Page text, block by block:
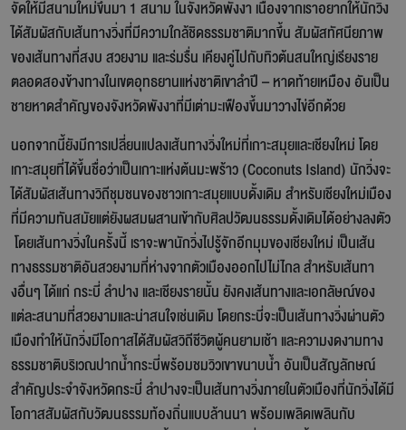
จัดให้มีสนามใหม่ขึ้นมา 1 สนาม ในจังหวัดพังงา เนื่องจากเราอยากให้นักวิ่ง
ได้สัมผัสกับเส้นทางวิ่งที่มีความใกล้ชิดธรรมชาติมากขึ้น สัมผัสทัศนียภาพ
ของเส้นทางที่สงบ สวยงาม และร่มรื่น เคียงคู่ไปกับทิวต้นสนใหญ่เรียงราย
ตลอดสองข้างทางในเขตอุทธยานแห่งชาติเขาลำปี – หาดท้ายเหมือง อันเป็น
ชายหาดสำคัญของจังหวัดพังงาที่มีเต่ามะเฟืองขึ้นมาวางไข่อีกด้วย
นอกจากนี้ยังมีการเปลี่ยนแปลงเส้นทางวิ่งใหม่ที่เกาะสมุยและเชียงใหม่ โดย
เกาะสมุยที่ได้ขึ้นชื่อว่าเป็นเกาะแห่งต้นมะพร้าว (Coconuts Island) นักวิ่งจะ
ได้สัมผัสเส้นทางวิถีชุมชนของชาวเกาะสมุยแบบดั้งเดิม สำหรับเชียงใหม่เมือง
ที่มีความทันสมัยแต่ยังผสมผสานเข้ากับศิลปวัฒนธรรมดั้งเดิมได้อย่างลงตัว
โดยเส้นทางวิ่งในครั้งนี้ เราจะพานักวิ่งไปรู้จักอีกมุมของเชียงใหม่ เป็นเส้น
ทางธรรมชาติอันสวยงามที่ห่างจากตัวเมืองออกไปไม่ไกล สำหรับเส้นทา
งอื่นๆ ได้แก่ กระบี่ ลำปาง และเชียงรายนั้น ยังคงเส้นทางและเอกลัษณ์ของ
แต่ละสนามที่สวยงามและน่าสนใจเช่นเดิม โดยกระบี่จะเป็นเส้นทางวิ่งผ่านตัว
เมืองทำให้นักวิ่งมีโอกาสได้สัมผัสวิถีชีวิตผู้คนยามเช้า และความงดงามทาง
ธรรมชาติบริเวณปากน้ำกระบี่พร้อมชมวิวเขาขนาบน้ำ อันเป็นสัญลักษณ์
สำคัญประจำจังหวัดกระบี่ ลำปางจะเป็นเส้นทางวิ่งภายในตัวเมืองที่นักวิ่งได้มี
โอกาสสัมผัสกับวัฒนธรรมท้องถิ่นแบบล้านนา พร้อมเพลิดเพลินกับ